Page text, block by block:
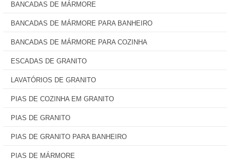
BANCADAS DE MÁRMORE
BANCADAS DE MÁRMORE PARA BANHEIRO
BANCADAS DE MÁRMORE PARA COZINHA
ESCADAS DE GRANITO
LAVATÓRIOS DE GRANITO
PIAS DE COZINHA EM GRANITO
PIAS DE GRANITO
PIAS DE GRANITO PARA BANHEIRO
PIAS DE MÁRMORE